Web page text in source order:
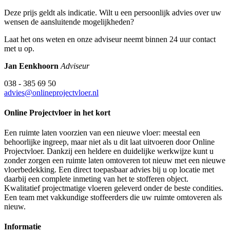
Deze prijs geldt als indicatie. Wilt u een persoonlijk advies over uw
wensen de aansluitende mogelijkheden?
Laat het ons weten en onze adviseur neemt binnen 24 uur contact
met u op.
Jan Eenkhoorn Adviseur
038 - 385 69 50
advies@onlineprojectvloer.nl
Online Projectvloer in het kort
Een ruimte laten voorzien van een nieuwe vloer: meestal een
behoorlijke ingreep, maar niet als u dit laat uitvoeren door Online
Projectvloer. Dankzij een heldere en duidelijke werkwijze kunt u
zonder zorgen een ruimte laten omtoveren tot nieuw met een nieuwe
vloerbedekking. Een direct toepasbaar advies bij u op locatie met
daarbij een complete inmeting van het te stofferen object.
Kwalitatief projectmatige vloeren geleverd onder de beste condities.
Een team met vakkundige stoffeerders die uw ruimte omtoveren als
nieuw.
Informatie